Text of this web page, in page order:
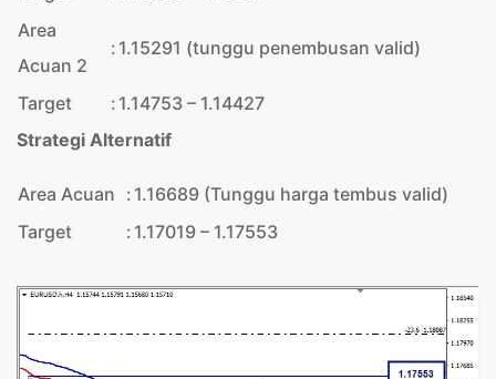
Area
Acuan 2
: 1.15291 (tunggu penembusan valid)
Target : 1.14753 – 1.14427
Strategi Alternatif
Area Acuan : 1.16689 (Tunggu harga tembus valid)
Target
: 1.17019 – 1.17553